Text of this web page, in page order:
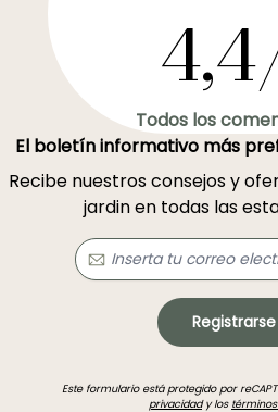
Todos los
El boletín informativo más
Recibe nuestros consejos y
jardin en todas las
Este formulario está protegido por
privacidady los